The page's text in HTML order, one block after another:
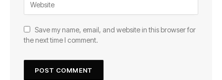
Save my name, email, and website in this browser for
the next time I comment.